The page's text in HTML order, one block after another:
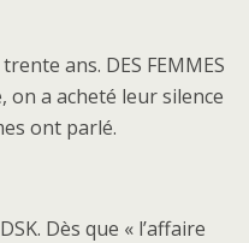
ans. DES FEMMES
on a acheté leur silence
ont parlé.
Dès que « l’affaire